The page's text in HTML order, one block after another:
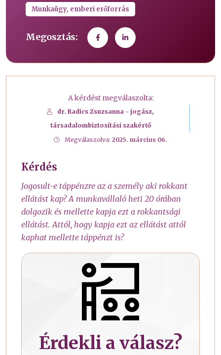
Munkaügy, emberi erőforrás
Megosztás:
A kérdést megválaszolta:
dr. Radics Zsuzsanna - jogász,
társadalombiztosítási szakértő
Megválaszolva: 2025. március 06.
Kérdés
Jogosult-e táppénzre az a személy aki rokkant
ellátást kap? A munkavállaló heti 20 órában
dolgozik és mellette kapja ezt a rokkantsági
ellátást. Attól, hogy kapja ezt az ellátást attól
kaphat mellette táppénzt is?
Érdekli a válasz?